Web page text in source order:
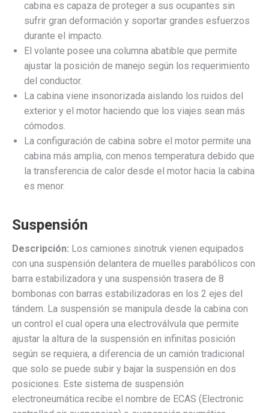
cabina es capaza de proteger a sus ocupantes sin
sufrir gran deformación y soportar grandes esfuerzos
durante el impacto.
El volante posee una columna abatible que permite
ajustar la posición de manejo según los requerimiento
del conductor.
La cabina viene insonorizada aislando los ruidos del
exterior y el motor haciendo que los viajes sean más
cómodos.
La configuración de cabina sobre el motor permite una
cabina más amplia, con menos temperatura debido que
la transferencia de calor desde el motor hacia la cabina
es menor.
Suspensión
Descripción: Los camiones sinotruk vienen equipados
con una suspensión delantera de muelles parabólicos con
barra estabilizadora y una suspensión trasera de 8
bombonas con barras estabilizadoras en los 2 ejes del
tándem. La suspensión se manipula desde la cabina con
un control el cual opera una electroválvula que permite
ajustar la altura de la suspensión en infinitas posición
según se requiera, a diferencia de un camión tradicional
que solo se puede subir y bajar la suspensión en dos
posiciones. Este sistema de suspensión
electroneumática recibe el nombre de ECAS (Electronic